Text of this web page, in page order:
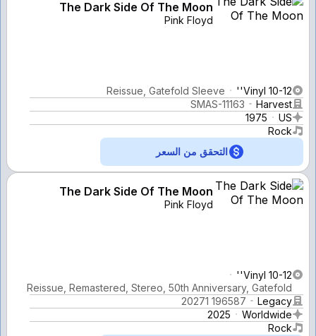
The Dark Side Of The Moon
Pink Floyd
Vinyl 10-12''
Reissue, Gatefold Sleeve
Harvest
SMAS-11163
US
1975
Rock
التحقق من السعر
The Dark Side Of The Moon
Pink Floyd
Vinyl 10-12''
Reissue, Remastered, Stereo, 50th Anniversary, Gatefold
Legacy
196587 20271
Worldwide
2025
Rock